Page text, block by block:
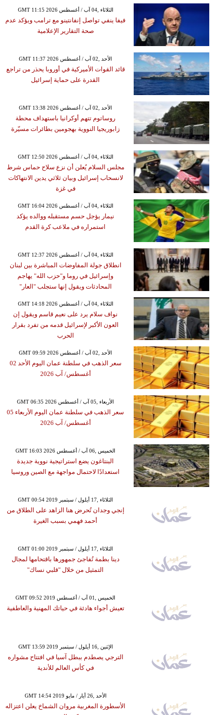
GMT 11:15 2026 الثلاثاء ,04 آب / أغسطس
فيفا ينفي تواصل إنفانتينو مع ترامب ويؤكد عدم
صحة التقارير الإعلامية
GMT 11:37 2026 الأحد ,02 آب / أغسطس
قائد القوات الأميركية في أوروبا يحذر من تراجع
القدرة على حماية إسرائيل
GMT 13:38 2026 الأحد ,02 آب / أغسطس
روساتوم تتهم أوكرانيا باستهداف محطة
زابوريجيا النووية بهجومين بطائرات مسيّرة
GMT 12:50 2026 الثلاثاء ,04 آب / أغسطس
مجلس السلام يُعلن أن نزع سلاح حماس شرط
لانسحاب إسرائيل وبيان ثلاثي يدين الانتهاكات
في غزة
GMT 16:04 2026 الثلاثاء ,04 آب / أغسطس
نيمار يؤجل حسم مستقبله ووالده يؤكد
استمراره في ملاعب كرة القدم
GMT 12:37 2026 الثلاثاء ,04 آب / أغسطس
انطلاق جولة المفاوضات المباشرة بين لبنان
وإسرائيل في روما و"حزب الله" يهاجم
المحادثات ويقول إنها ستجلب "العار"
GMT 14:18 2026 الثلاثاء ,04 آب / أغسطس
نواف سلام يرد على نعيم قاسم ويقول إن
العون الأكبر لإسرائيل قدمه من تفرد بقرار
الحرب
GMT 09:59 2026 الأحد ,02 آب / أغسطس
سعر الذهب في سلطنة عمان اليوم الأحد 02
أغسطس/ آب 2026
GMT 06:35 2026 الأربعاء ,05 آب / أغسطس
سعر الذهب في سلطنة عمان اليوم الأربعاء 05
أغسطس/ آب 2026
GMT 16:03 2026 الخميس ,06 آب / أغسطس
البنتاغون يضع استراتيجية نووية جديدة
استعدادًا لاحتمال مواجهة مع الصين وروسيا
GMT 00:54 2019 الثلاثاء ,17 أيلول / سبتمبر
إنجي وجدان تُحرض هنا الزاهد على الطلاق من
أحمد فهمي بسبب الغيرة
GMT 01:00 2019 الثلاثاء ,17 أيلول / سبتمبر
دينا بطمة تُفاجئ جمهورها باقتحامها لمجال
التمثيل من خلال "قلبي نساك"
GMT 09:52 2019 الخميس ,01 آب / أغسطس
تعيش أجواء هادئة في حياتك المهنية والعاطفية
GMT 13:59 2019 الإثنين ,16 أيلول / سبتمبر
الترجي يصطدم ببطل آسيا في افتتاح مشواره
في كأس العالم للأندية
GMT 14:54 2019 الأحد ,26 أيار / مايو
الأسطورة المغربية مروان الشماخ يعلن اعتزاله